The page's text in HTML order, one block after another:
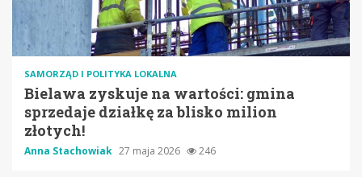
SAMORZĄD I POLITYKA LOKALNA
Bielawa zyskuje na wartości: gmina
sprzedaje działkę za blisko milion
złotych!
Anna Stachowiak 27 maja 2026 246